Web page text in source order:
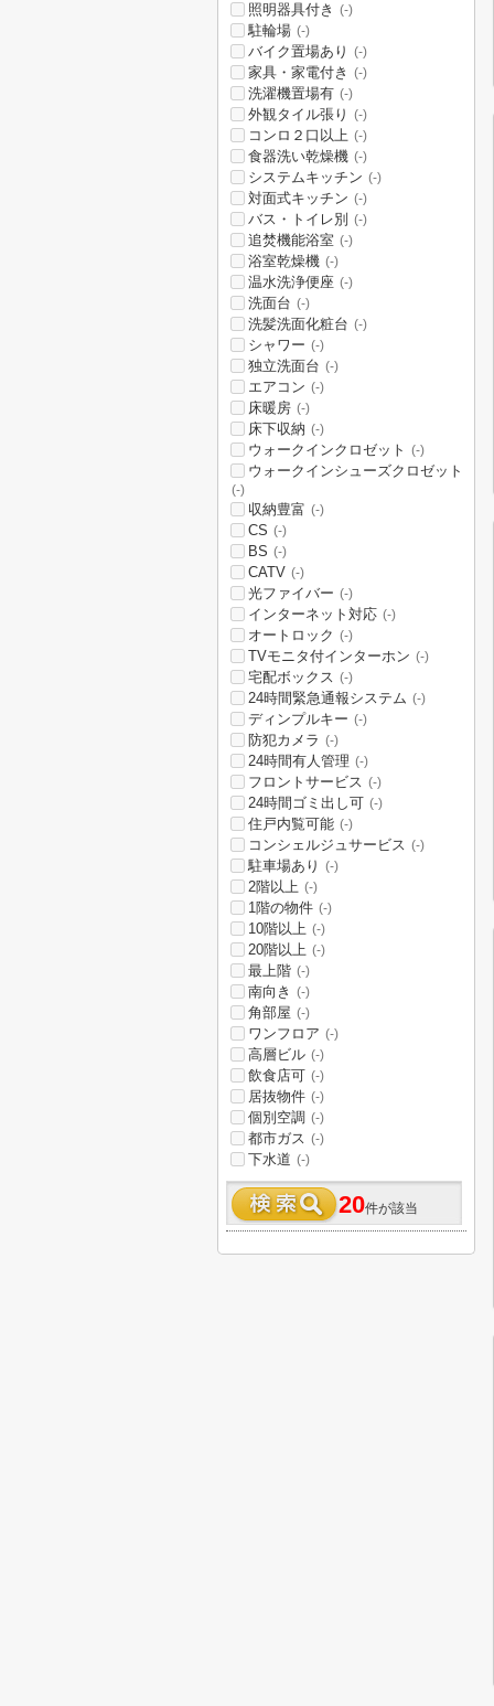
照明器具付き (-)
駐輪場 (-)
バイク置場あり (-)
家具・家電付き (-)
洗濯機置場有 (-)
外観タイル張り (-)
コンロ２口以上 (-)
食器洗い乾燥機 (-)
システムキッチン (-)
対面式キッチン (-)
バス・トイレ別 (-)
追焚機能浴室 (-)
浴室乾燥機 (-)
温水洗浄便座 (-)
洗面台 (-)
洗髪洗面化粧台 (-)
シャワー (-)
独立洗面台 (-)
エアコン (-)
床暖房 (-)
床下収納 (-)
ウォークインクロゼット (-)
ウォークインシューズクロゼット
(-)
収納豊富 (-)
CS (-)
BS (-)
CATV (-)
光ファイバー (-)
インターネット対応 (-)
オートロック (-)
TVモニタ付インターホン (-)
宅配ボックス (-)
24時間緊急通報システム (-)
ディンプルキー (-)
防犯カメラ (-)
24時間有人管理 (-)
フロントサービス (-)
24時間ゴミ出し可 (-)
住戸内覧可能 (-)
コンシェルジュサービス (-)
駐車場あり (-)
2階以上 (-)
1階の物件 (-)
10階以上 (-)
20階以上 (-)
最上階 (-)
南向き (-)
角部屋 (-)
ワンフロア (-)
高層ビル (-)
飲食店可 (-)
居抜物件 (-)
個別空調 (-)
都市ガス (-)
下水道 (-)
20件が該当